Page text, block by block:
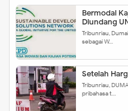
Bermodal
Diundang
Tribunriau,
sebagai W…
Setelah
Tribunriau,
pribahasa t…